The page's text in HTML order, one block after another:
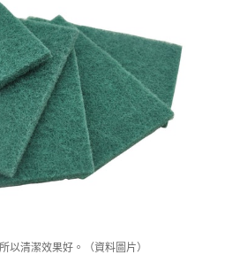
以清潔效果好。（資料圖片）